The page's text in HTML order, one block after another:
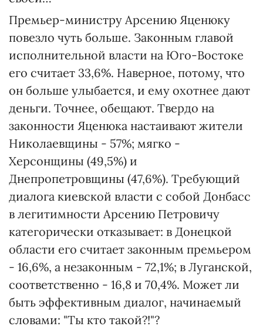
Премьер-министру Арсению Яценюку
повезло чуть больше. Законным главой
исполнительной власти на Юго-Востоке
его считает 33,6%. Наверное, потому, что
он больше улыбается, и ему охотнее дают
деньги. Точнее, обещают. Твердо на
законности Яценюка настаивают жители
Николаевщины - 57%; мягко -
Херсонщины (49,5%) и
Днепропетровщины (47,6%). Требующий
диалога киевской власти с собой Донбасс
в легитимности Арсению Петровичу
категорически отказывает: в Донецкой
области его считает законным премьером
- 16,6%, а незаконным - 72,1%; в Луганской,
соответственно - 16,8 и 70,4%. Может ли
быть эффективным диалог, начинаемый
словами: "Ты кто такой?!"?